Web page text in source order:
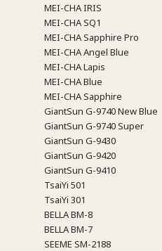
MEI-CHA IRIS
MEI-CHA SQ1
MEI-CHA Sapphire Pro
MEI-CHA Angel Blue
MEI-CHA Lapis
MEI-CHA Blue
MEI-CHA Sapphire
GiantSun G-9740 New Blue
GiantSun G-9740 Super
GiantSun G-9430
GiantSun G-9420
GiantSun G-9410
TsaiYi 501
TsaiYi 301
BELLA BM-8
BELLA BM-7
SEEME SM-2188